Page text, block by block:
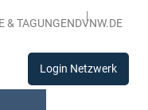
& TAGUNGENDVNW.DE
Login Netzwerk